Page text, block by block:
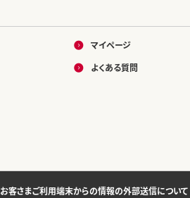
マイページ
よくある質問
お客さまご利用端末からの情報の外部送信について